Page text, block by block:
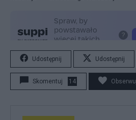
Udostępnij Udostępnij
Skomentuj 14